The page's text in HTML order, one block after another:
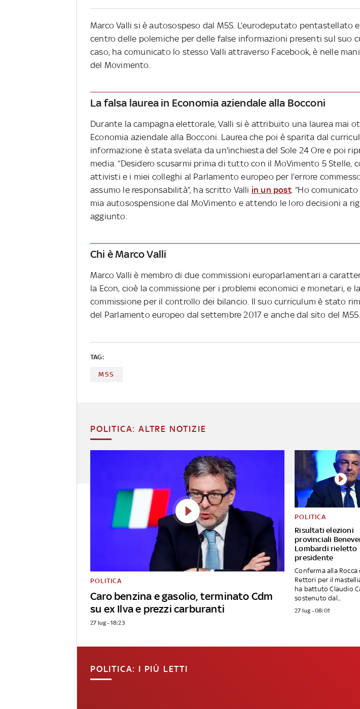
Marco Valli si è autosospeso dal M5S. L’eurodeputato pentastellato
centro delle polemiche per delle false informazioni presenti sul suo
caso, ha comunicato lo stesso Valli attraverso Facebook, è nelle
del Movimento.
La falsa laurea in Economia aziendale alla Bocconi
Durante la campagna elettorale, Valli si è attribuito una laurea mai
Economia aziendale alla Bocconi. Laurea che poi è sparita dal
informazione è stata svelata da un'inchiesta del Sole 24 Ore e poi
media. “Desidero scusarmi prima di tutto con il MoVimento 5 Stelle,
attivisti e i miei colleghi al Parlamento europeo per l’errore
assumo le responsabilità”, ha scritto Valli in un post. “Ho
mia autosospensione dal MoVimento e attendo le loro decisioni a
aggiunto.
Chi è Marco Valli
Marco Valli è membro di due commissioni europarlamentari a
la Econ, cioè la commissione per i problemi economici e monetari, e
commissione per il controllo dei bilancio. Il suo curriculum è stato
del Parlamento europeo dal settembre 2017 e anche dal sito del M55.
TAG:
M5S
POLITICA: ALTRE NOTIZIE
Caro benzina e gasolio, terminato Cdm
su ex Ilva e prezzi carburanti
POLITICA
27 lug - 18:23
Risultati elezioni
provinciali
Lombardi rieletto
presidente
POLITICA
Conferma alla Rocca
Rettori per il
ha battuto Claudio
sostenuto dal...
27 lug - 08:01
POLITICA: I PIÙ LETTI